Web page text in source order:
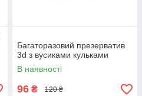
Багаторазовий презерватив
3d з вусиками кульками
В наявності
96 ₴ 120 ₴